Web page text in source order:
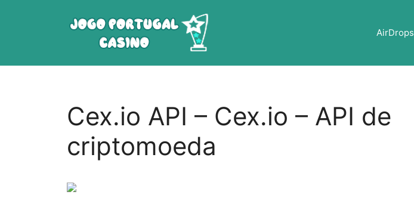
AirDrops
Cex.io API – Cex.io – API de
criptomoeda